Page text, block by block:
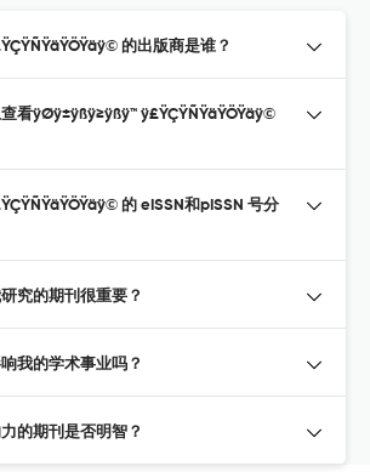
的出版商是谁？
看ÿØÿ±ÿßÿ≥ÿßÿ™ ÿ£ŸÇŸÑŸäŸÖŸäÿ©
的 eISSN和pISSN 号分
究的期刊很重要？
我的学术事业吗？
的期刊是否明智？